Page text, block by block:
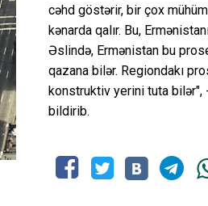
cəhd göstərir, bir çox
kənarda qalır. Bu,
Əslində, Ermənistan bu
qazana bilər. Regiondakı
konstruktiv yerini tuta bilər",
bildirib.